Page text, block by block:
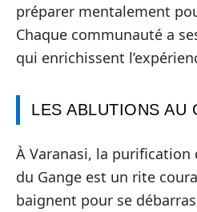
préparer mentalement
Chaque communauté a
qui enrichissent
LES ABLUTIONS AU
À Varanasi, la purification
du Gange est un rite
baignent pour se